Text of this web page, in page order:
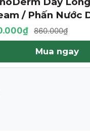
/ Phấn Nước
Chống Nắng-
860.000₫
Mua ngay